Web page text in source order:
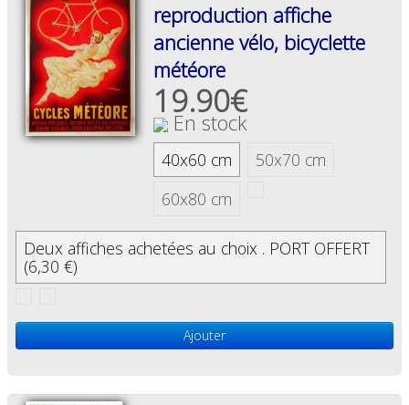
reproduction affiche
ancienne vélo, bicyclette
météore
19.90€
En stock
40x60 cm
50x70 cm
60x80 cm
Deux affiches achetées au choix . PORT OFFERT
(6,30 €)
Ajouter